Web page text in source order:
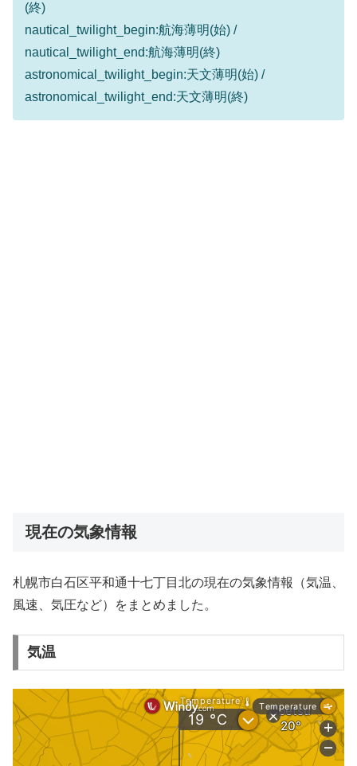
(終)
nautical_twilight_begin:航海薄明(始) /
nautical_twilight_end:航海薄明(終)
astronomical_twilight_begin:天文薄明(始) /
astronomical_twilight_end:天文薄明(終)
現在の気象情報
札幌市白石区平和通十七丁目北の現在の気象情報（気温、
風速、気圧など）をまとめました。
気温